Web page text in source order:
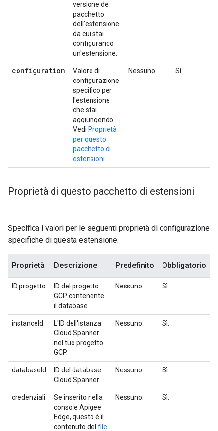
versione del
pacchetto
dell'estensione
da cui stai
configurando
un'estensione.
configuration
Valore di
configurazione
specifico per
l'estensione
che stai
aggiungendo.
Vedi Proprietà
per questo
pacchetto di
estensioni
Nessuno Sì
Proprietà di questo pacchetto di estensioni
Specifica i valori per le seguenti proprietà di configurazione
specifiche di questa estensione.
Proprietà Descrizione Predefinito Obbligatorio
ID progetto
ID del progetto
GCP contenente
il database.
Nessuno. Sì.
instanceId
L'ID dell'istanza
Cloud Spanner
nel tuo progetto
GCP.
Nessuno. Sì.
databaseId
ID del database
Cloud Spanner.
Nessuno. Sì.
credenziali
Se inserito nella
console Apigee
Edge, questo è il
contenuto del file
Nessuno. Sì.